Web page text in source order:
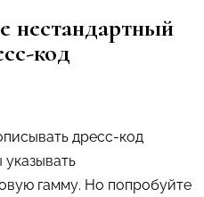
нестандартный
код
дресс-код
указывать
гамму. Но попробуйте